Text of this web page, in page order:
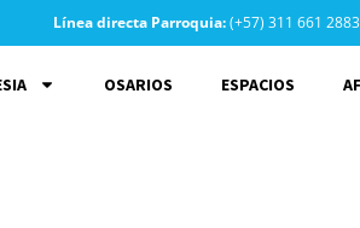
Línea directa Parroquia:(+57) 311 661 2883
OSARIOS ESPACIOS